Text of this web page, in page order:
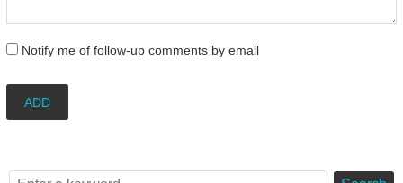
Notify me of follow-up comments by email
ADD